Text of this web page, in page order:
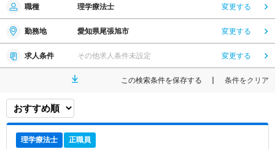
職種 理学療法士 変更する
勤務地 愛知県尾張旭市 変更する
求人条件 その他求人条件未設定 変更する
この検索条件を保存する 条件をクリア
理学療法士 正職員